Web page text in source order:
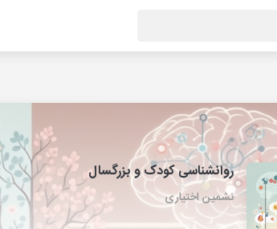
روانشناسی کودک و بزرگسال
نشمین اختیاری